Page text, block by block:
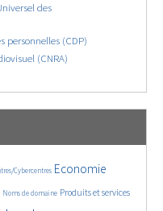
des
personnelles (CDP)
(CNRA)
Cybercentres Economie
Noms de domaine Produits et services